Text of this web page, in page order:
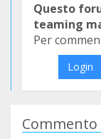
Questo
teaming
Per
Login
Commento